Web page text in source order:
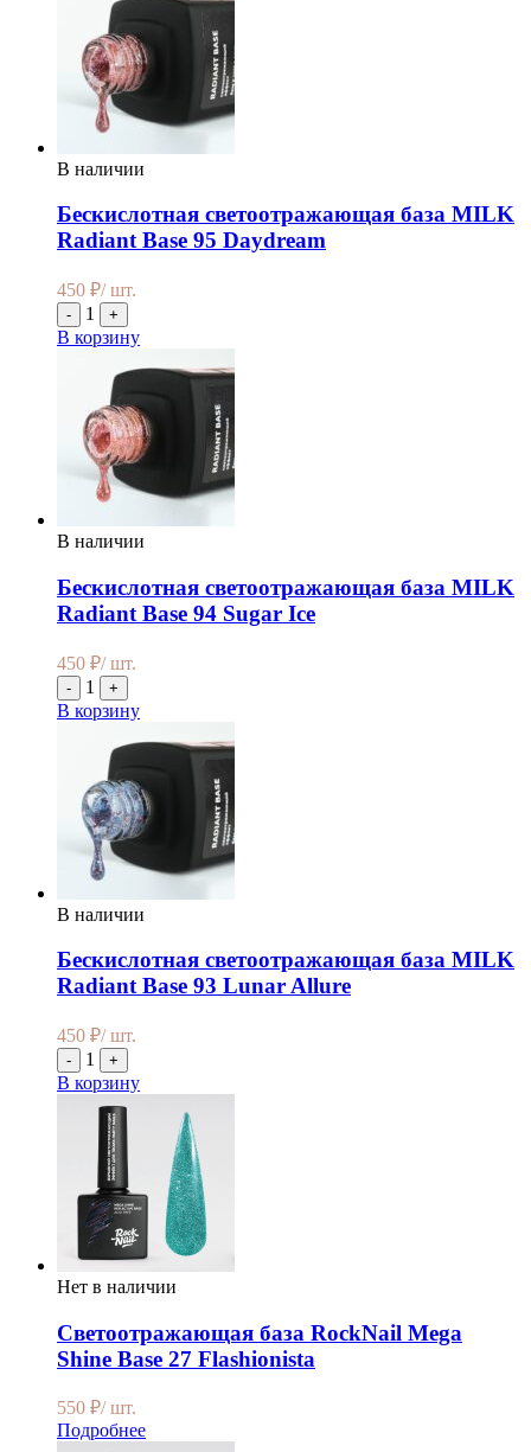
В наличии
Бескислотная светоотражающая база MILK
Radiant Base 95 Daydream
450 ₽/ шт.
- 1 +
В корзину
В наличии
Бескислотная светоотражающая база MILK
Radiant Base 94 Sugar Ice
450 ₽/ шт.
- 1 +
В корзину
В наличии
Бескислотная светоотражающая база MILK
Radiant Base 93 Lunar Allure
450 ₽/ шт.
- 1 +
В корзину
Нет в наличии
Светоотражающая база RockNail Mega
Shine Base 27 Flashionista
550 ₽/ шт.
Подробнее